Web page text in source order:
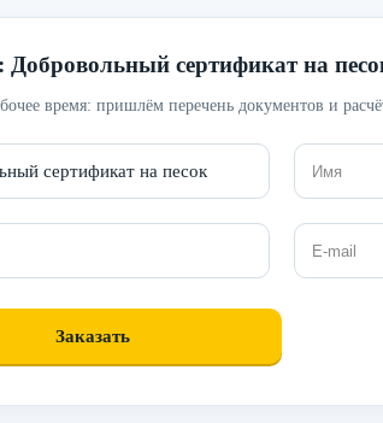
Добровольный сертификат на
время: пришлём перечень документов и